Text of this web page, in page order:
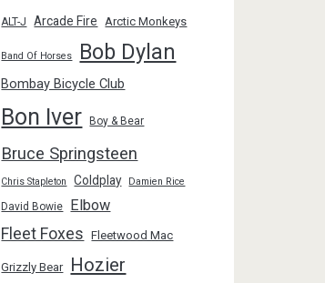
ALT-J Arcade Fire Arctic Monkeys
Band Of Horses Bob Dylan
Bombay Bicycle Club
Bon Iver Boy & Bear
Bruce Springsteen
Chris Stapleton Coldplay Damien Rice
David Bowie Elbow
Fleet Foxes Fleetwood Mac
Grizzly Bear Hozier